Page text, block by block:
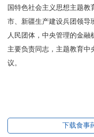
国特色社会主义思想主题
市、新疆生产建设兵团领导
人民团体，中央管理的金融
主要负责同志，主题教育中
议。
下载食事